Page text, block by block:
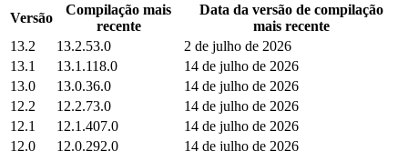
Versão
Compilação mais
recente
Data da versão de compilação
mais recente
13.2
13.2.53.0
2 de julho de 2026
13.1
13.1.118.0
14 de julho de 2026
13.0
13.0.36.0
14 de julho de 2026
12.2
12.2.73.0
14 de julho de 2026
12.1
12.1.407.0
14 de julho de 2026
12.0
12.0.292.0 14 de julho de 2026